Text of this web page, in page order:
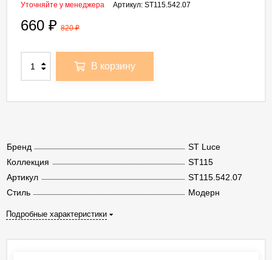
Бренд
ST Luce
Коллекция
ST115
Артикул
ST115.542.07
Стиль
Модерн
Подробные характеристики
Артикул: ST115.542.07
Уточняйте у менеджера
660 ₽ 820₽
В корзину